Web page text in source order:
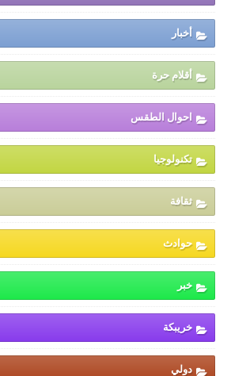
أخبار
أقلام حرة
احوال الطقس
تكنولوجيا
ثقافة
حوادث
خبر
خريبكة
دولي